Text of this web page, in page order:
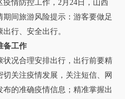
情防控工作，2月24日，山西
间旅游风险提示：游客要做足
行、安全出行。
备工作
况合理安排出行，出行前要精
关注疫情发展，关注短信、网
的准确疫情信息；精准掌握出